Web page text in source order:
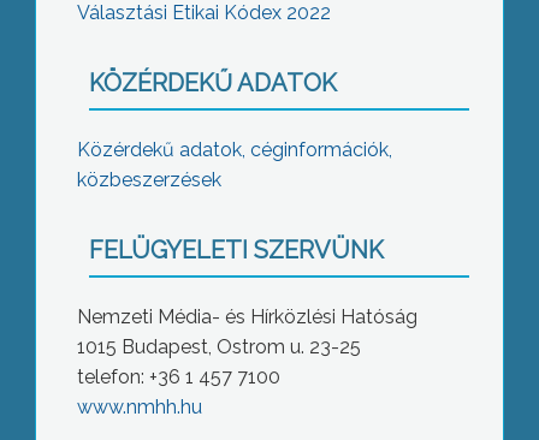
Választási Etikai Kódex 2022
KÖZÉRDEKŰ ADATOK
Közérdekű adatok, céginformációk,
közbeszerzések
FELÜGYELETI SZERVÜNK
Nemzeti Média- és Hírközlési Hatóság
1015 Budapest, Ostrom u. 23-25
telefon: +36 1 457 7100
www.nmhh.hu